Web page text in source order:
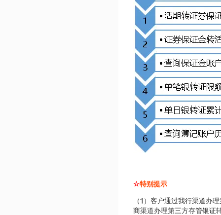
☆特别提示
（1 ）客户通过我行渠道办
商渠道办理第三方存管银证